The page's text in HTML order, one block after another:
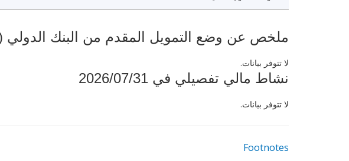
ملخص عن وضع التمويل المقدم من البنك الدولي (بملايين
لا تتوفر بيانات.
نشاط مالي تفصيلي في 2026/07/31
لا تتوفر بيانات.
Footnotes